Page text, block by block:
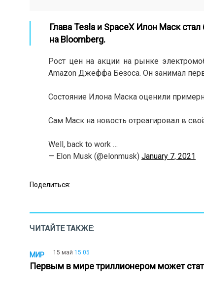
Глава Tesla и SpaceX Илон Маск
на Bloomberg.
Рост цен на акции на рынке
Amazon Джеффа Безоса. Он занимал
Состояние Илона Маска оценили
Сам Маск на новость отреагировал в
Well, back to work …
— Elon Musk (@elonmusk) January 7, 2021
Поделиться:
ЧИТАЙТЕ ТАКЖЕ:
МИР 15 май 15:05
Первым в мире триллионером может